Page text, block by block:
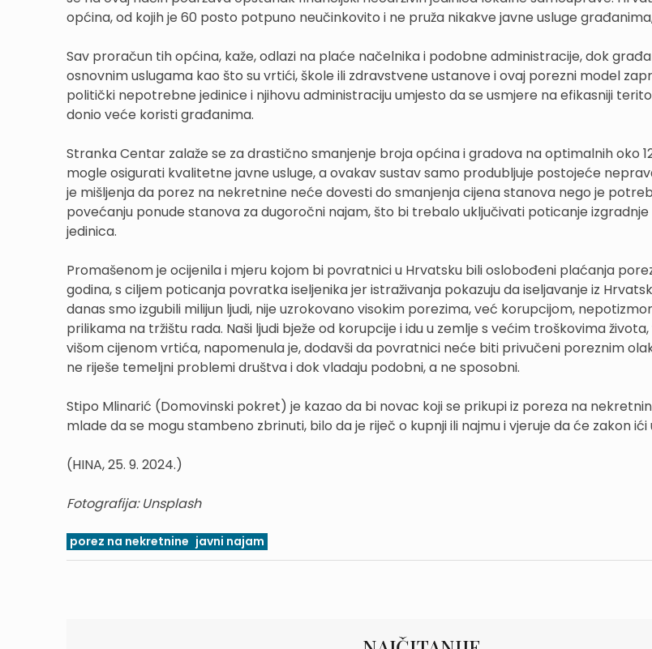
općina, od kojih je 60 posto potpuno neučinkovito i ne pruža nikakve javne usluge
Sav proračun tih općina, kaže, odlazi na plaće načelnika i podobne administracije, dok
osnovnim uslugama kao što su vrtići, škole ili zdravstvene ustanove i ovaj porezni model
politički nepotrebne jedinice i njihovu administraciju umjesto da se usmjere na efikasniji
donio veće koristi građanima.
Stranka Centar zalaže se za drastično smanjenje broja općina i gradova na optimalnih oko
mogle osigurati kvalitetne javne usluge, a ovakav sustav samo produbljuje postojeće
je mišljenja da porez na nekretnine neće dovesti do smanjenja cijena stanova nego je
povećanju ponude stanova za dugoročni najam, što bi trebalo uključivati poticanje
jedinica.
Promašenom je ocijenila i mjeru kojom bi povratnici u Hrvatsku bili oslobođeni plaćanja
godina, s ciljem poticanja povratka iseljenika jer istraživanja pokazuju da iseljavanje iz
danas smo izgubili milijun ljudi, nije uzrokovano visokim porezima, već korupcijom,
prilikama na tržištu rada. Naši ljudi bježe od korupcije i idu u zemlje s većim troškovima
višom cijenom vrtića, napomenula je, dodavši da povratnici neće biti privučeni poreznim
ne riješe temeljni problemi društva i dok vladaju podobni, a ne sposobni.
Stipo Mlinarić (Domovinski pokret) je kazao da bi novac koji se prikupi iz poreza na
mlade da se mogu stambeno zbrinuti, bilo da je riječ o kupnji ili najmu i vjeruje da će zakon ići
(HINA, 25. 9. 2024.)
Fotografija: Unsplash
porez na nekretnine javni najam